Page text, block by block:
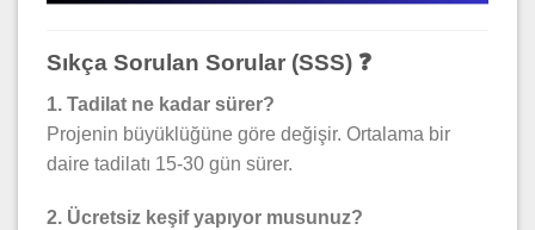
Sıkça Sorulan Sorular (SSS) ❓
1. Tadilat ne kadar sürer?
Projenin büyüklüğüne göre değişir. Ortalama bir
daire tadilatı 15-30 gün sürer.
2. Ücretsiz keşif yapıyor musunuz?